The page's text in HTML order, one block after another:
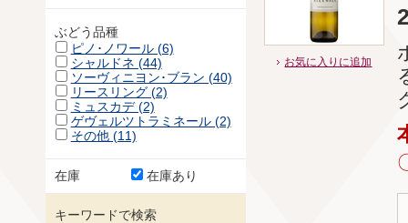
お気に入りに追加
ぶどう品種
ピノ･ノワール (6)
シャルドネ (44)
ソーヴィニヨン･ブラン (40)
リースリング (2)
ミュスカデ (2)
ゲヴェルツトラミネール (2)
その他 (11)
在庫 在庫あり
キーワードで検索